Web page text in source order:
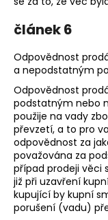
článek 6
Odpovědnost
a nepodstatným
Odpovědnost
podstatným nebo
použije na vady
převzetí, a to pro
odpovědnost za
považována za
případ prodeji věci
již při uzavření
kupující by kupní
porušení (vadu)